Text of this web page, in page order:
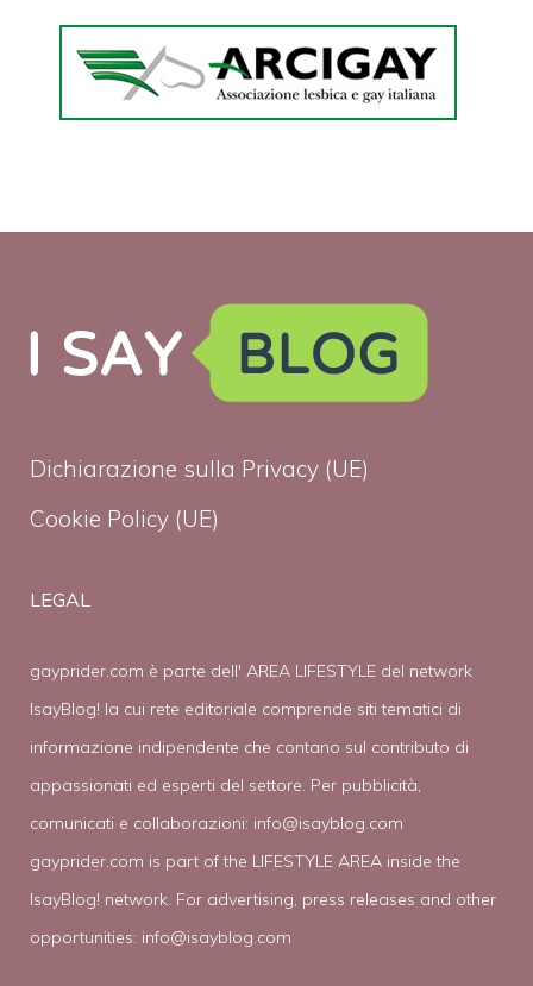
Dichiarazione sulla Privacy (UE)
Cookie Policy (UE)
LEGAL
gayprider.com è parte dell' AREA LIFESTYLE del network
IsayBlog! la cui rete editoriale comprende siti tematici di
informazione indipendente che contano sul contributo di
appassionati ed esperti del settore. Per pubblicità,
comunicati e collaborazioni: info@isayblog.com
gayprider.com is part of the LIFESTYLE AREA inside the
IsayBlog! network. For advertising, press releases and other
opportunities: info@isayblog.com